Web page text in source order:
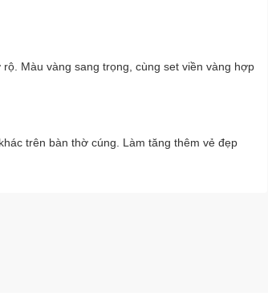
Màu vàng sang trọng, cùng set viền vàng hợp
trên bàn thờ cúng. Làm tăng thêm vẻ đẹp